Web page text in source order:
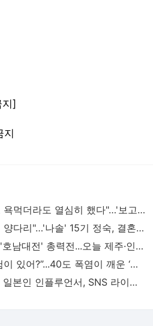
지]
지
"부족하고 욕먹더라도 열심히 했다"…'보고타' 흥행 참패에 송중기 울컥
"약혼남이 양다리"…'나솔' 15기 정숙, 결혼 앞두고 '환승연애' 논란
민주당권 '호남대전' 총력전...오늘 제주·인천 발표
"이런 보험이 있어?”...40도 폭염이 깨운 ‘기후보험' [앵커리포트]
한국 거주 일본인 인플루언서, SNS 라이브방송 도중 사망